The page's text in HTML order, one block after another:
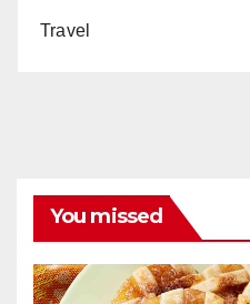
Travel
You missed